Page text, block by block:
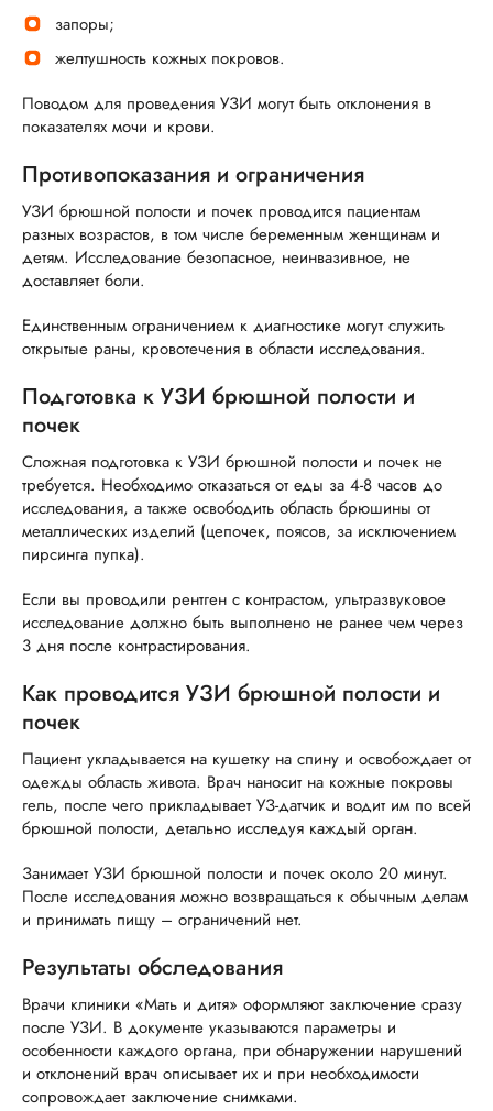
запоры;
желтушность кожных покровов.
Поводом для проведения УЗИ могут быть отклонения в
показателях мочи и крови.
Противопоказания и ограничения
УЗИ брюшной полости и почек проводится пациентам
разных возрастов, в том числе беременным женщинам и
детям. Исследование безопасное, неинвазивное, не
доставляет боли.
Единственным ограничением к диагностике могут служить
открытые раны, кровотечения в области исследования.
Подготовка к УЗИ брюшной полости и
почек
Сложная подготовка к УЗИ брюшной полости и почек не
требуется. Необходимо отказаться от еды за 4-8 часов до
исследования, а также освободить область брюшины от
металлических изделий (цепочек, поясов, за исключением
пирсинга пупка).
Если вы проводили рентген с контрастом, ультразвуковое
исследование должно быть выполнено не ранее чем через
3 дня после контрастирования.
Как проводится УЗИ брюшной полости и
почек
Пациент укладывается на кушетку на спину и освобождает от
одежды область живота. Врач наносит на кожные покровы
гель, после чего прикладывает УЗ-датчик и водит им по всей
брюшной полости, детально исследуя каждый орган.
Занимает УЗИ брюшной полости и почек около 20 минут.
После исследования можно возвращаться к обычным делам
и принимать пищу – ограничений нет.
Результаты обследования
Врачи клиники «Мать и дитя» оформляют заключение сразу
после УЗИ. В документе указываются параметры и
особенности каждого органа, при обнаружении нарушений
и отклонений врач описывает их и при необходимости
сопровождает заключение снимками.